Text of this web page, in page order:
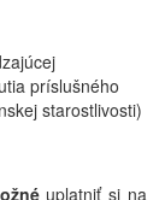
príslušného
starostlivosti)
uplatniť si na